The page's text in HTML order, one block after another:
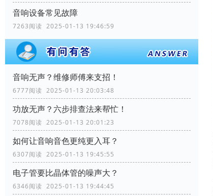
音响设备常见故障
7263阅读 2025-01-13 19:46:59
音响无声？维修师傅来支招！
6777阅读 2025-01-13 20:03:48
功放无声？六步排查法来帮忙！
7078阅读 2025-01-13 20:01:23
如何让音响音色更纯更入耳？
6307阅读 2025-01-13 19:45:55
电子管要比晶体管的噪声大？
6346阅读 2025-01-13 19:44:45